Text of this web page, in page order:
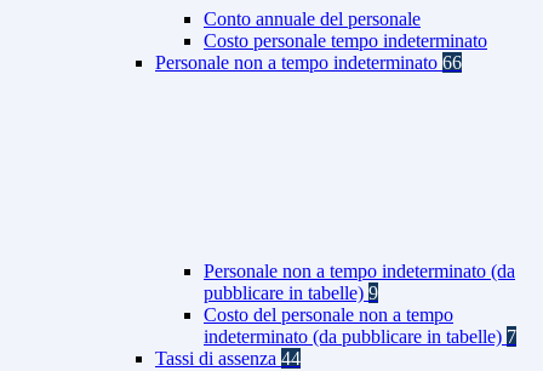
Conto annuale del personale
Costo personale tempo indeterminato
Personale non a tempo indeterminato 66
Personale non a tempo indeterminato (da
pubblicare in tabelle) 9
Costo del personale non a tempo
indeterminato (da pubblicare in tabelle) 7
Tassi di assenza 44